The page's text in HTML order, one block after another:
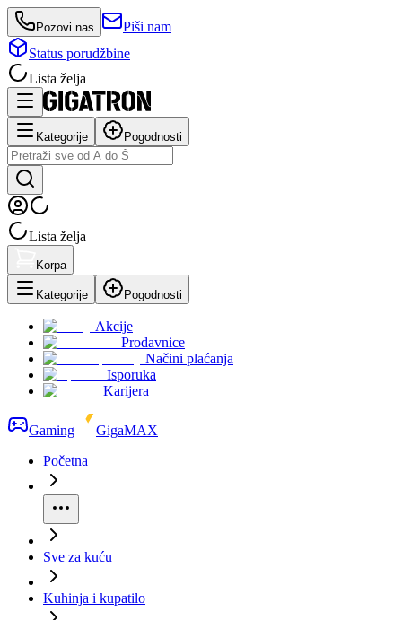
Pozovi nas
Piši nam
Status porudžbine
Lista želja
Kategorije Pogodnosti
Lista želja
Korpa
Kategorije Pogodnosti
Akcije
Prodavnice
Načini plaćanja
Isporuka
Karijera
Gaming
GigaMAX
Početna
Sve za kuću
Kuhinja i kupatilo